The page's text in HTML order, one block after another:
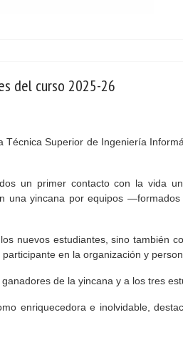
del curso 2025-26
Superior de Ingeniería
un primer contacto con la vida
una yincana por equipos
nuevos estudiantes, sino también
en la organización y
de la yincana y a los tres
enriquecedora e inolvidable,